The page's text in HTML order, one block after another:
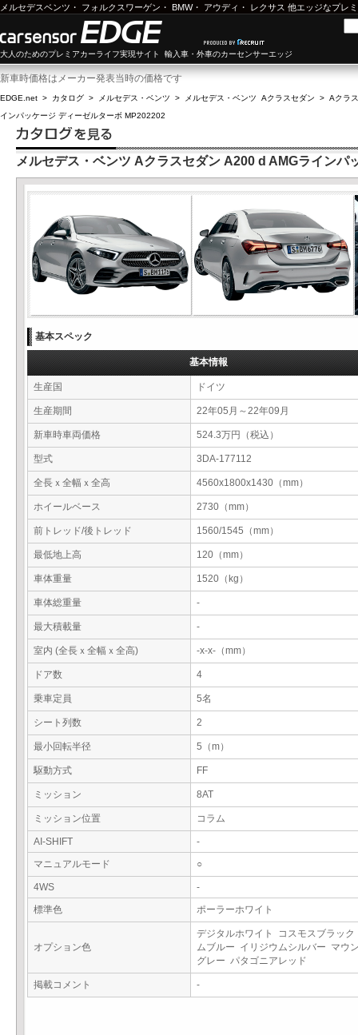
メルセデスベンツ ・ フォルクスワーゲン ・ BMW・ アウディ ・ レクサス 他エッジなプレ
大人のためのプレミアカーライフ実現サイト 輸入車・外車のカーセンサーエッジ
新車時価格はメーカー発表当時の価格です
EDGE.net > カタログ > メルセデス・ベンツ > メルセデス・ベンツ Aクラスセダン > Aクラ
インパッケージ ディーゼルターボ MP202202
メルセデス・ベンツ Aクラスセダン A200 d AMGラインパ
基本スペック
基本情報
生産国 ドイツ
生産期間 22年05月～22年09月
新車時車両価格 524.3万円（税込）
型式 3DA-177112
全長ｘ全幅ｘ全高 4560x1800x1430（mm）
ホイールベース 2730（mm）
前トレッド/後トレッド 1560/1545（mm）
最低地上高 120（mm）
車体重量 1520（kg）
車体総重量 -
最大積載量 -
室内 (全長ｘ全幅ｘ全高) -x-x-（mm）
ドア数 4
乗車定員 5名
シート列数 2
最小回転半径 5（m）
駆動方式 FF
ミッション 8AT
ミッション位置 コラム
AI-SHIFT
-
マニュアルモード
○
4WS
-
標準色
ポーラーホワイト
オプション色
デジタルホワイト コスモスブラッ
ムブルー イリジウムシルバー マウ
グレー パタゴニアレッド
掲載コメント -